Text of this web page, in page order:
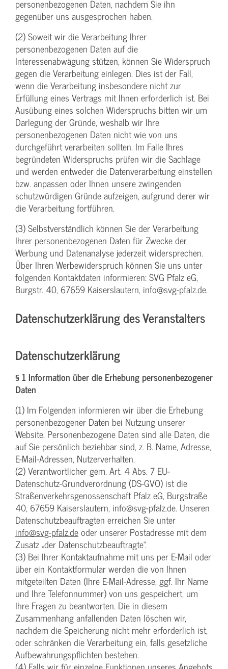
personenbezogenen Daten, nachdem Sie ihn
gegenüber uns ausgesprochen haben.
(2) Soweit wir die Verarbeitung Ihrer
personenbezogenen Daten auf die
Interessenabwägung stützen, können Sie Widerspruch
gegen die Verarbeitung einlegen. Dies ist der Fall,
wenn die Verarbeitung insbesondere nicht zur
Erfüllung eines Vertrags mit Ihnen erforderlich ist. Bei
Ausübung eines solchen Widerspruchs bitten wir um
Darlegung der Gründe, weshalb wir Ihre
personenbezogenen Daten nicht wie von uns
durchgeführt verarbeiten sollten. Im Falle Ihres
begründeten Widerspruchs prüfen wir die Sachlage
und werden entweder die Datenverarbeitung einstellen
bzw. anpassen oder Ihnen unsere zwingenden
schutzwürdigen Gründe aufzeigen, aufgrund derer wir
die Verarbeitung fortführen.
(3) Selbstverständlich können Sie der Verarbeitung
Ihrer personenbezogenen Daten für Zwecke der
Werbung und Datenanalyse jederzeit widersprechen.
Über Ihren Werbewiderspruch können Sie uns unter
folgenden Kontaktdaten informieren: SVG Pfalz eG,
Burgstr. 40, 67659 Kaiserslautern, info@svg-pfalz.de.
Datenschutzerklärung des Veranstalters
Datenschutzerklärung
§ 1 Information über die Erhebung personenbezogener
Daten
(1) Im Folgenden informieren wir über die Erhebung
personenbezogener Daten bei Nutzung unserer
Website. Personenbezogene Daten sind alle Daten, die
auf Sie persönlich beziehbar sind, z. B. Name, Adresse,
E-Mail-Adressen, Nutzerverhalten.
(2) Verantwortlicher gem. Art. 4 Abs. 7 EU-
Datenschutz-Grundverordnung (DS-GVO) ist die
Straßenverkehrsgenossenschaft Pfalz eG, Burgstraße
40, 67659 Kaiserslautern, info@svg-pfalz.de. Unseren
Datenschutzbeauftragten erreichen Sie unter
info@svg-pfalz.deoder unserer Postadresse mit dem
Zusatz „der Datenschutzbeauftragte“.
(3) Bei Ihrer Kontaktaufnahme mit uns per E-Mail oder
über ein Kontaktformular werden die von Ihnen
mitgeteilten Daten (Ihre E-Mail-Adresse, ggf. Ihr Name
und Ihre Telefonnummer) von uns gespeichert, um
Ihre Fragen zu beantworten. Die in diesem
Zusammenhang anfallenden Daten löschen wir,
nachdem die Speicherung nicht mehr erforderlich ist,
oder schränken die Verarbeitung ein, falls gesetzliche
Aufbewahrungspflichten bestehen.